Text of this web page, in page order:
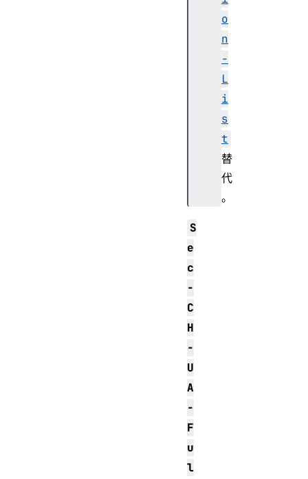
o
n
-
L
i
s
t
替
代
。
S
e
c
-
C
H
-
U
A
-
F
u
l